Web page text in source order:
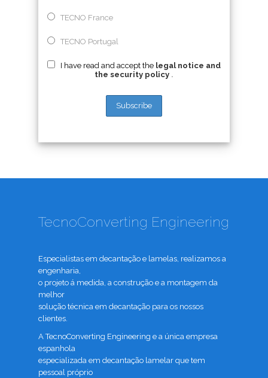
TECNO France
TECNO Portugal
I have read and accept the legal notice and
the security policy .
TecnoConverting Engineering
Especialistas em decantação e lamelas, realizamos a
engenharia,
o projeto á medida, a construção e a montagem da
melhor
solução técnica em decantação para os nossos
clientes.
A TecnoConverting Engineering e a única empresa
espanhola
especializada em decantação lamelar que tem
pessoal próprio